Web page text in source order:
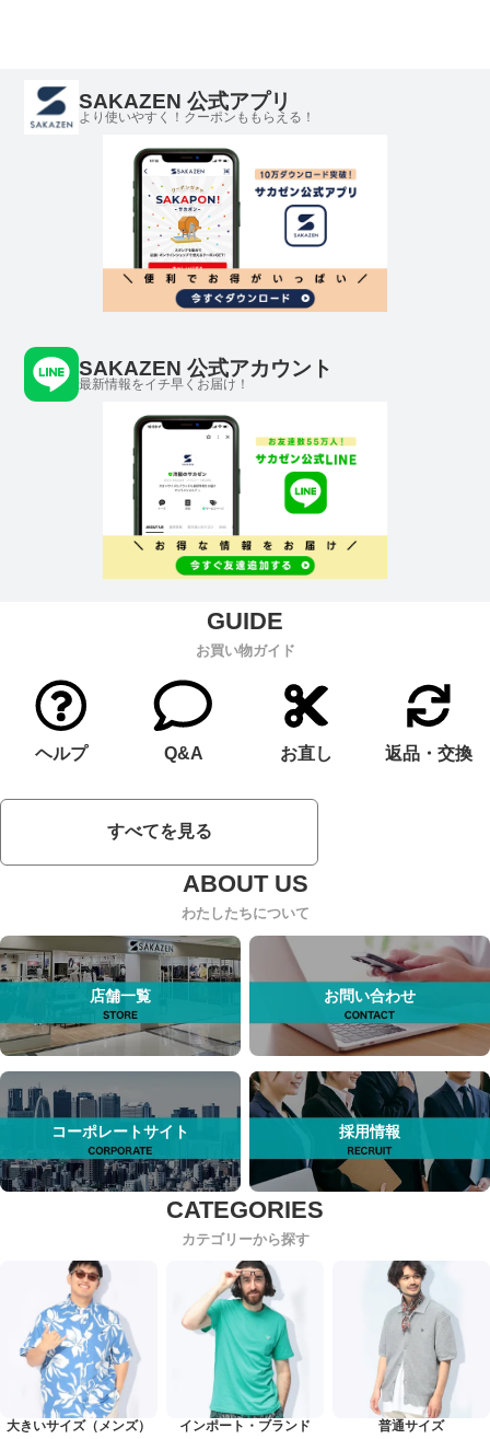
SAKAZEN 公式アプリ
より使いやすく！クーポンももらえる！
SAKAZEN 公式アカウント
最新情報をイチ早くお届け！
お買い物ガイド
ヘルプ Q&A お直し 返品・交換
すべてを見る
わたしたちについて
店舗一覧 お問い合わせ
コーポレートサイト 採用情報
カテゴリーから探す
大きいサイズ（メンズ） インポート・ブランド 普通サイズ